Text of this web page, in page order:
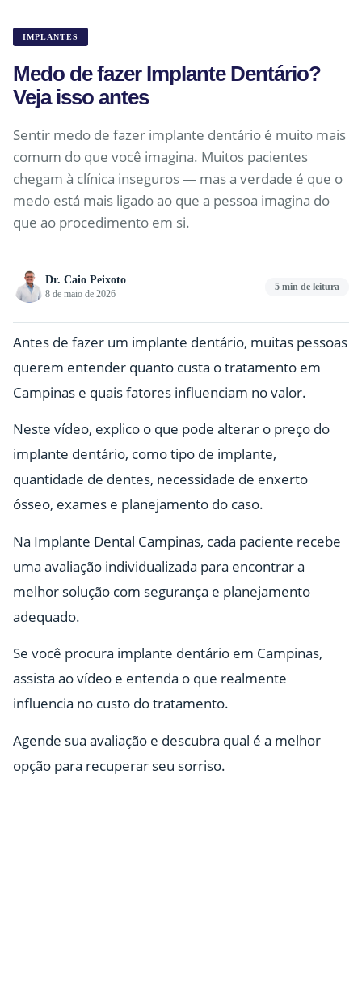
IMPLANTES
Medo de fazer Implante Dentário?
Veja isso antes
Sentir medo de fazer implante dentário é muito mais
comum do que você imagina. Muitos pacientes
chegam à clínica inseguros — mas a verdade é que o
medo está mais ligado ao que a pessoa imagina do
que ao procedimento em si.
Dr. Caio Peixoto
8 de maio de 2026
5 min de leitura
Antes de fazer um implante dentário, muitas pessoas
querem entender quanto custa o tratamento em
Campinas e quais fatores influenciam no valor.
Neste vídeo, explico o que pode alterar o preço do
implante dentário, como tipo de implante,
quantidade de dentes, necessidade de enxerto
ósseo, exames e planejamento do caso.
Na Implante Dental Campinas, cada paciente recebe
uma avaliação individualizada para encontrar a
melhor solução com segurança e planejamento
adequado.
Se você procura implante dentário em Campinas,
assista ao vídeo e entenda o que realmente
influencia no custo do tratamento.
Agende sua avaliação e descubra qual é a melhor
opção para recuperar seu sorriso.